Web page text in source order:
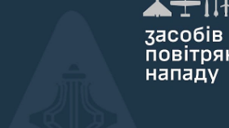
Гербера (безпілотники інших типів);